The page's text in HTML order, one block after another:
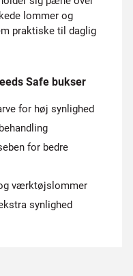
lommer og
praktiske til daglig
Safe bukser
for høj synlighed
for bedre
værktøjslommer
synlighed